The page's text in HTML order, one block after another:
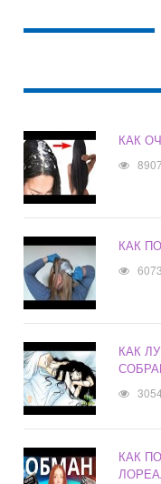
КАК
8907
КАК
6073
КАК
3054
КАК